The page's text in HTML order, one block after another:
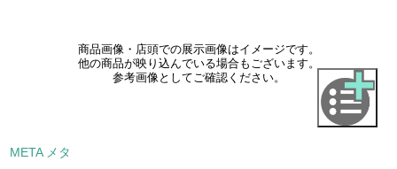
商品画像・店頭での展示画像はイメージです。
他の商品が映り込んでいる場合もございます。
参考画像としてご確認ください。
META メタ